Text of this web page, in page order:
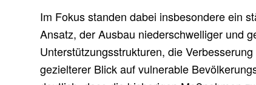
Im Fokus standen dabei insbesondere ein
Ansatz, der Ausbau niederschwelliger und
Unterstützungsstrukturen, die
gezielterer Blick auf vulnerable